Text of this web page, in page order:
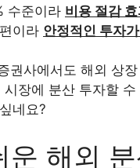
수준이라 비용 절감
이라 안정적인 투자
권사에서도 해외 상
장에 분산 투자할
네요?
운 해외